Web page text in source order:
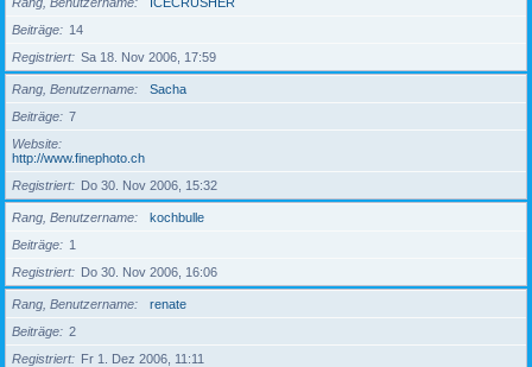
Beiträge
14
Registriert
Sa 18. Nov 2006, 17:59
Rang, Benutzername
Sacha
Beiträge
7
Website
http://www.finephoto.ch
Registriert
Do 30. Nov 2006, 15:32
Rang, Benutzername
kochbulle
Beiträge
1
Registriert
Do 30. Nov 2006, 16:06
Rang, Benutzername
renate
Beiträge
2
Registriert
Fr 1. Dez 2006, 11:11